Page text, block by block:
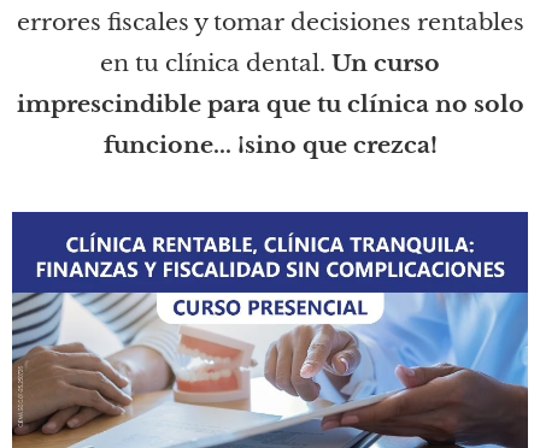
errores fiscales y tomar decisiones rentables
en tu clínica dental. Un curso
imprescindible para que tu clínica no solo
funcione... ¡sino que crezca!